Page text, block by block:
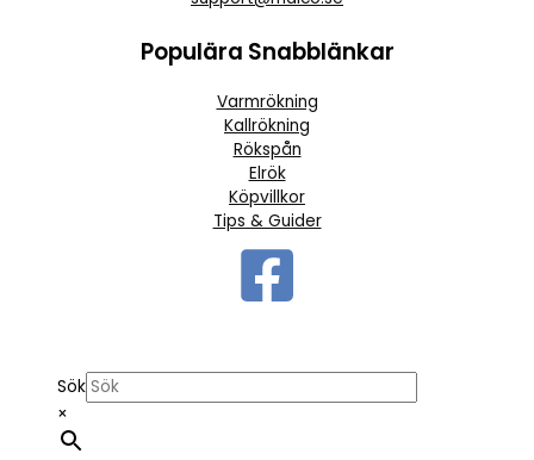
Populära Snabblänkar
Varmrökning
Kallrökning
Rökspån
Elrök
Köpvillkor
Tips & Guider
Sök
×